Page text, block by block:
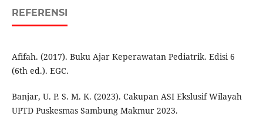
REFERENSI
Afifah. (2017). Buku Ajar Keperawatan Pediatrik. Edisi 6
(6th ed.). EGC.
Banjar, U. P. S. M. K. (2023). Cakupan ASI Ekslusif Wilayah
UPTD Puskesmas Sambung Makmur 2023.